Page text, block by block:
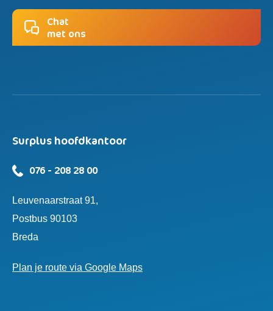
Chat
met ons
Surplus hoofdkantoor
076 - 208 28 00
Leuvenaarstraat 91,
Postbus 90103
Breda
Plan je route via Google Maps